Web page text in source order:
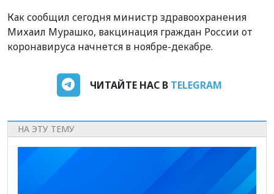
Как сообщил сегодня министр здравоохранения
Михаил Мурашко, вакцинация граждан России от
коронавируса начнется в ноябре-декабре.
ЧИТАЙТЕ НАС В TELEGRAM
НА ЭТУ ТЕМУ